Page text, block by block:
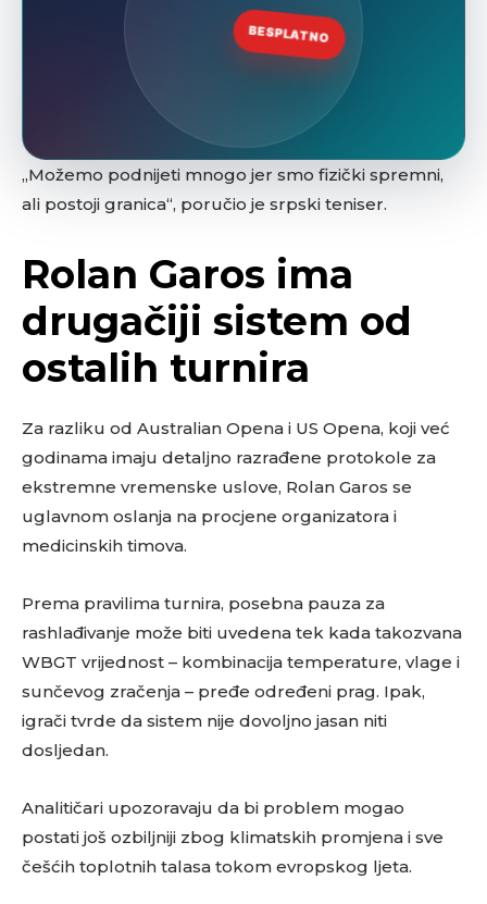
„Možemo podnijeti mnogo jer smo fizički spremni,
ali postoji granica“, poručio je srpski teniser.
Rolan Garos ima
drugačiji sistem od
ostalih turnira
Za razliku od Australian Opena i US Opena, koji već
godinama imaju detaljno razrađene protokole za
ekstremne vremenske uslove, Rolan Garos se
uglavnom oslanja na procjene organizatora i
medicinskih timova.
Prema pravilima turnira, posebna pauza za
rashlađivanje može biti uvedena tek kada takozvana
WBGT vrijednost – kombinacija temperature, vlage i
sunčevog zračenja – pređe određeni prag. Ipak,
igrači tvrde da sistem nije dovoljno jasan niti
dosljedan.
Analitičari upozoravaju da bi problem mogao
postati još ozbiljniji zbog klimatskih promjena i sve
češćih toplotnih talasa tokom evropskog ljeta.